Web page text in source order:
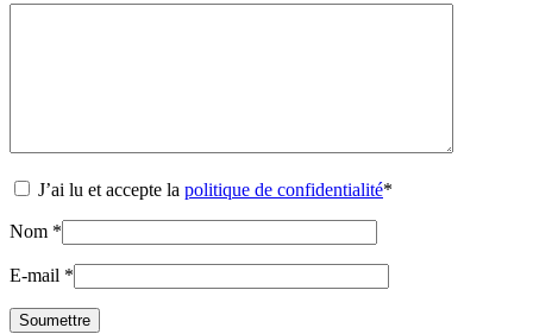
J’ai lu et accepte la politique de confidentialité*
Nom *
E-mail *